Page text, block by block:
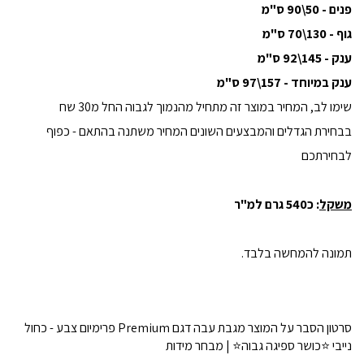
פנים - 50\90 ס"מ
גוף - 130\70 ס"מ
ענק - 145\92 ס"מ
ענק במיוחד - 157\97 ס"מ
שימו לב, המחיר במוצר זה מתחיל מהנמוך לגבוה החל מ30 שח
בבחירת הגדלים והמבצעים השונים המחיר משתנה בהתאם - כפוף
לבחירתכם
משקל: כ540 גרם למ"ר
תמונה להמחשה בלבד.
סרטון הסבר על המוצר מגבת עבה דגם Premium פרימיום צבע - כחול
נייבי ⭐כושר ספיגה גבוה⭐ | מבחר מידות